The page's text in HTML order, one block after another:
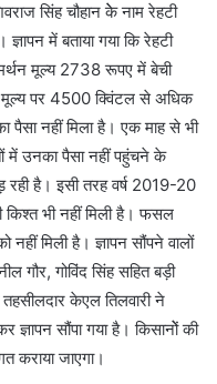
सिंह चौहान केे नाम रेहटी
में बताया गया कि रेहटी
मूल्य 2738 रूपए में बेची
पर 4500 क्विंटल से अधिक
पैसा नहीं मिला है। एक माह से भी
में उनका पैसा नहीं पहुंचने के
रही है। इसी तरह वर्ष 2019-20
किश्त भी नहीं मिली है। फसल
नहीं मिली है। ज्ञापन सौंपने वालों
गौर, गोविंद सिंह सहित बड़ी
केएल तिलवारी ने
ज्ञापन सौंपा गया है। किसानोें की
कराया जाएगा।